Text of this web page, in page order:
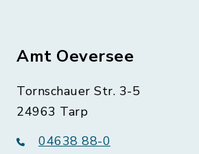
Amt Oeversee
Tornschauer Str. 3-5
24963 Tarp
04638 88-0